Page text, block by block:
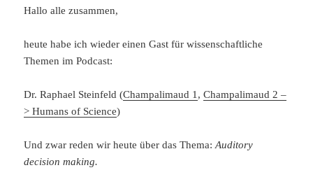
Hallo alle zusammen,
heute habe ich wieder einen Gast für wissenschaftliche
Themen im Podcast:
Dr. Raphael Steinfeld (Champalimaud 1,Champalimaud 2 –
> Humans of Science)
Und zwar reden wir heute über das Thema:Auditory
decision making.